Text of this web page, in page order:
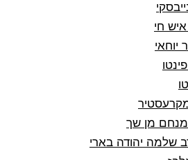
חי
יוחאי
מן שך
שלמה יהודה בארי